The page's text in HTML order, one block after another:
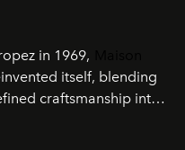
in 1969,
itself, blending
craftsmanship into